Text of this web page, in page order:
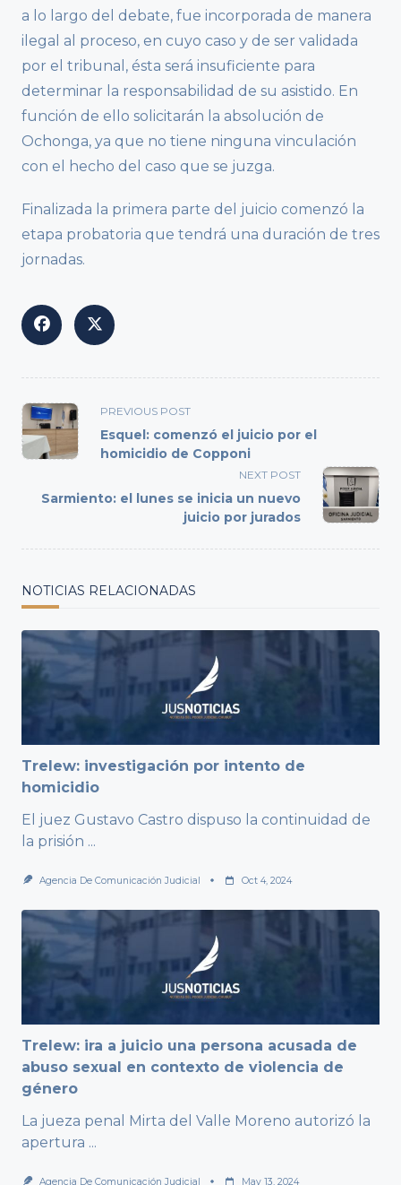
a lo largo del debate, fue incorporada de manera
ilegal al proceso, en cuyo caso y de ser validada
por el tribunal, ésta será insuficiente para
determinar la responsabilidad de su asistido. En
función de ello solicitarán la absolución de
Ochonga, ya que no tiene ninguna vinculación
con el hecho del caso que se juzga.
Finalizada la primera parte del juicio comenzó la
etapa probatoria que tendrá una duración de tres
jornadas.
<span
class="nav-
subtitle
reader-
PREVIOUS POST
Esquel: comenzó el juicio por el
homicidio de Copponi
NEXT POST
Sarmiento: el lunes se inicia un nuevo
juicio por jurados
NOTICIAS RELACIONADAS
Trelew: investigación por intento de
homicidio
El juez Gustavo Castro dispuso la continuidad de
la prisión ...
Agencia De Comunicación Judicial Oct 4, 2024
Trelew: ira a juicio una persona acusada de
abuso sexual en contexto de violencia de
género
La jueza penal Mirta del Valle Moreno autorizó la
apertura ...
Agencia De Comunicación Judicial May 13, 2024